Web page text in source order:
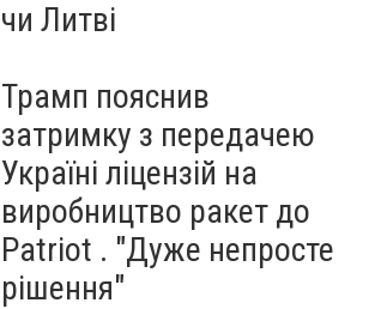
чи Литві
Трамп пояснив
затримку з передачею
Україні ліцензій на
виробництво ракет до
Patriot . "Дуже непросте
рішення"